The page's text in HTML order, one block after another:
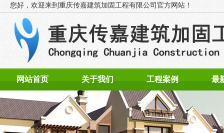
您好，欢迎来到重庆传嘉建筑加固工程有限公司官方网站！
网站首页 关于我们 工程案例 最